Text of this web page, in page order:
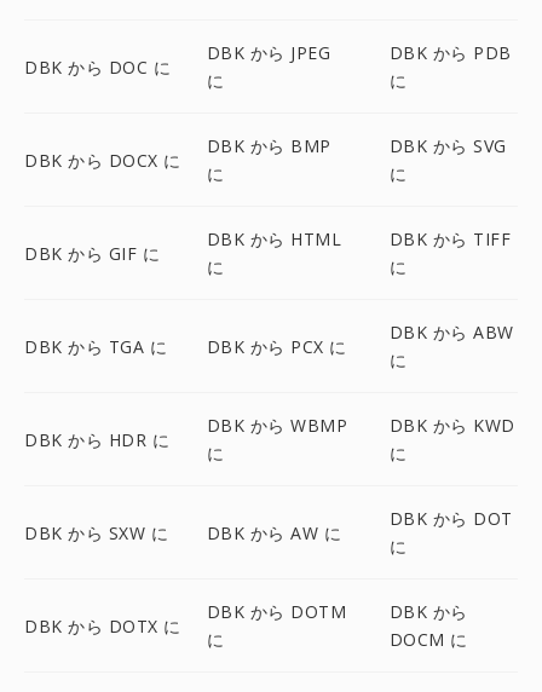
DBK から DOC に
DBK から JPEG
に
DBK から PDB
に
DBK から DOCX に
DBK から BMP
に
DBK から SVG
に
DBK から GIF に
DBK から HTML
に
DBK から TIFF
に
DBK から TGA に DBK から PCX に
DBK から ABW
に
DBK から HDR に
DBK から WBMP
に
DBK から KWD
に
DBK から SXW に DBK から AW に
DBK から DOT
に
DBK から DOTX に
DBK から DOTM
に
DBK から
DOCM に